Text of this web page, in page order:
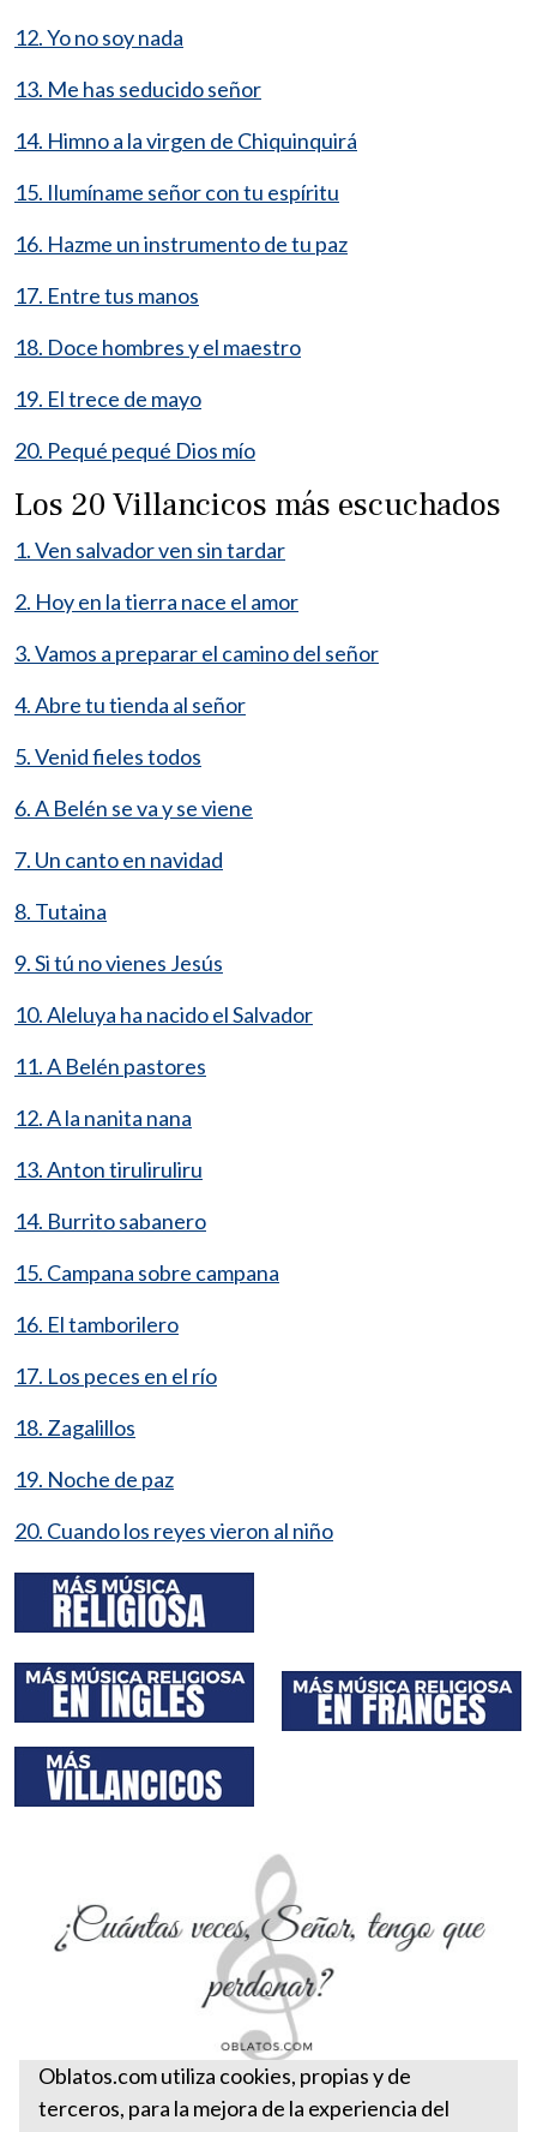
12. Yo no soy nada
13. Me has seducido señor
14. Himno a la virgen de Chiquinquirá
15. Ilumíname señor con tu espíritu
16. Hazme un instrumento de tu paz
17. Entre tus manos
18. Doce hombres y el maestro
19. El trece de mayo
20. Pequé pequé Dios mío
Los 20 Villancicos más escuchados
1. Ven salvador ven sin tardar
2. Hoy en la tierra nace el amor
3. Vamos a preparar el camino del señor
4. Abre tu tienda al señor
5. Venid fieles todos
6. A Belén se va y se viene
7. Un canto en navidad
8. Tutaina
9. Si tú no vienes Jesús
10. Aleluya ha nacido el Salvador
11. A Belén pastores
12. A la nanita nana
13. Anton tiruliruliru
14. Burrito sabanero
15. Campana sobre campana
16. El tamborilero
17. Los peces en el río
18. Zagalillos
19. Noche de paz
20. Cuando los reyes vieron al niño
Oblatos.com utiliza cookies, propias y de
terceros, para la mejora de la experiencia del